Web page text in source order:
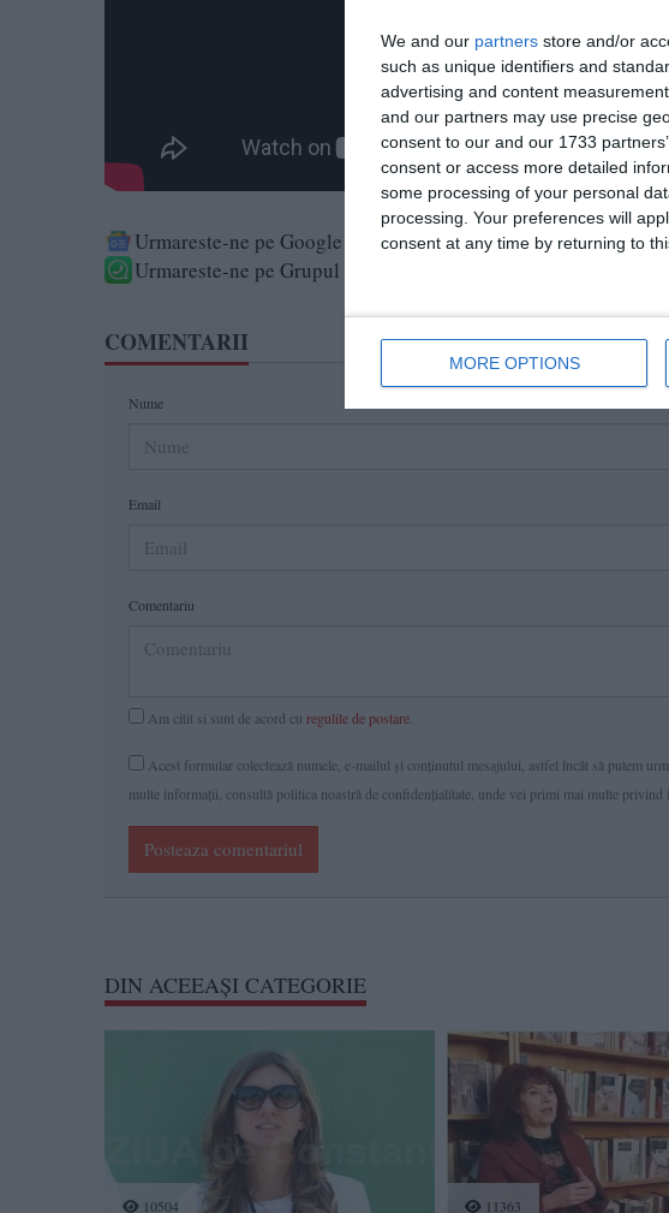
We and our partners store and/or
such as unique identifiers and
advertising and content
and our partners may use precise
consent to our and our 1733
consent or access more detailed
some processing of your personal
processing. Your preferences will
consent at any time by returning to
MORE OPTIONS
Urmareste-ne pe Google News
Urmareste-ne pe Grupul de Whatsapp
COMENTARII
Nume
Email
Comentariu
Am citit si sunt de acord cu regulile de postare
Acest formular colectează numele, e-mailul şi conținutul mesajului, astfel încât să putem
multe informaţii, consultă politica noastră de confidenţialitate, unde vei primi mai multe privind
Posteaza comentariul
DIN ACEEAŞI CATEGORIE
10504 11363